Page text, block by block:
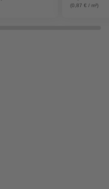
(0,87 € / m²)